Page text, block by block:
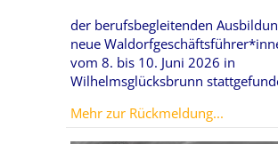
der berufsbegleitenden
neue
vom 8. bis 10. Juni 2026 in
Wilhelmsglücksbrunn
Mehr zur Rückmeldung...